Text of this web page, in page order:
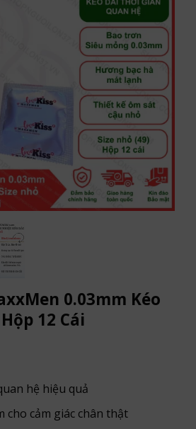
0.03mm Kéo
12 Cái
hệ hiệu quả
cho cảm giác chân thật